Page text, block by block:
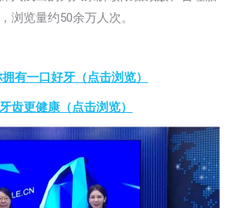
浏览量约50余万人次。
有一口好牙 （点击浏览）
齿更健康 （点击浏览）